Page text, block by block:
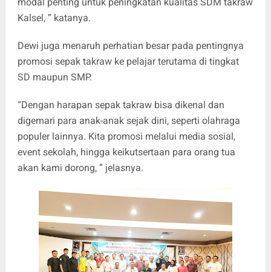
Kalsel, ” katanya.
Dewi juga menaruh perhatian besar pada pentingnya
promosi sepak takraw ke pelajar terutama di tingkat
SD maupun SMP.
“Dengan harapan sepak takraw bisa dikenal dan
digemari para anak-anak sejak dini, seperti olahraga
populer lainnya. Kita promosi melalui media sosial,
event sekolah, hingga keikutsertaan para orang tua
akan kami dorong, ” jelasnya.